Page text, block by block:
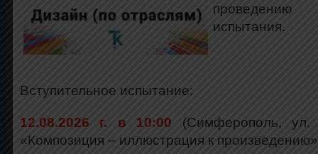
проведению
испытания.
Вступительное испытание:
12.08.2026 г. в 10:00 (Симферополь, ул.
«Композиция – иллюстрация к произведению»